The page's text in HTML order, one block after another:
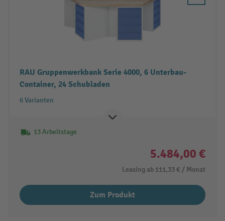
RAU Gruppenwerkbank Serie 4000, 6 Unterbau-
Container, 24 Schubladen
6 Varianten
13 Arbeitstage
5.484,00 €
Leasing ab 111,33 € / Monat
Zum Produkt